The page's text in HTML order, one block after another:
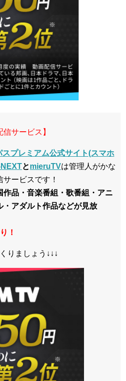
サービス】
プレミアム公式サイト(スマホ
とmieruTVは管理人がかな
ービスです！
作品・音楽番組・歌番組・アニ
・アダルト作品などが見放
！
りましょう↓↓↓